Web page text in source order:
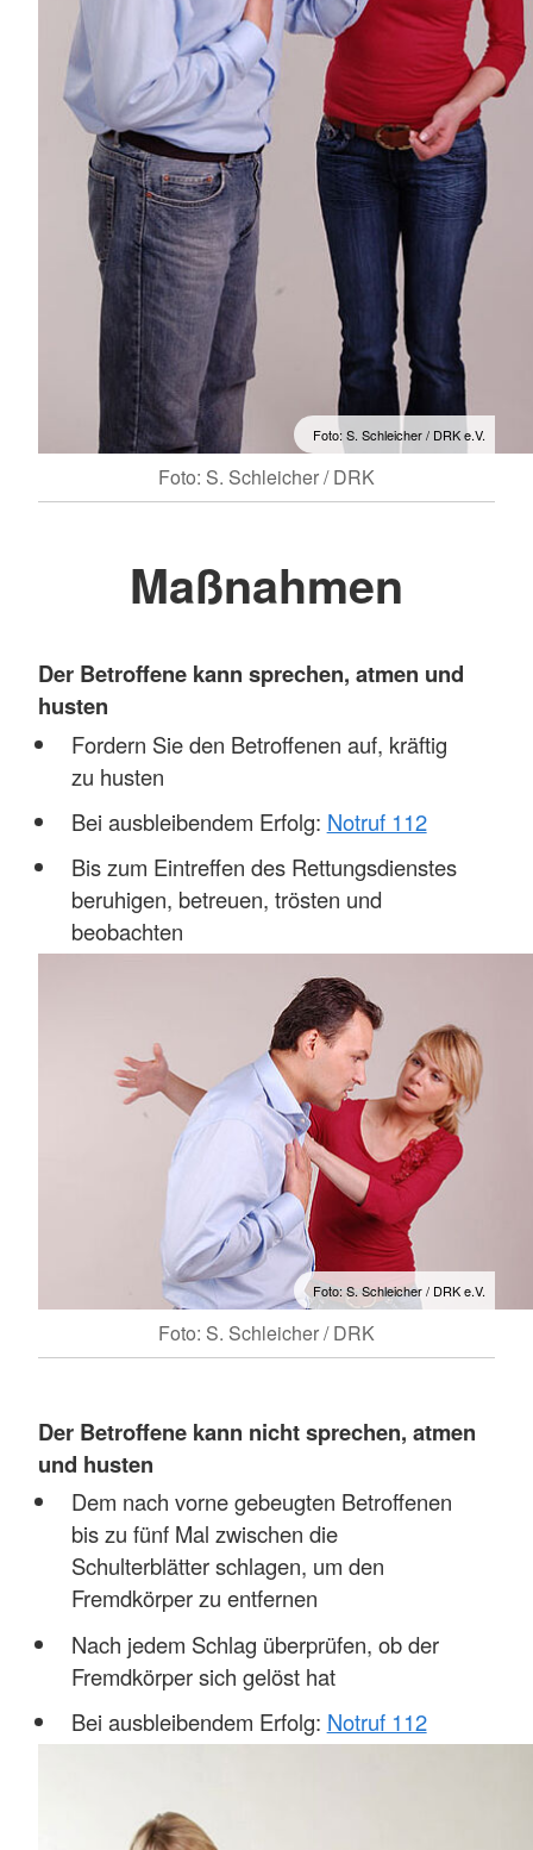
Foto: S. Schleicher / DRK e.V.
Foto: S. Schleicher / DRK
Maßnahmen
Der Betroffene kann sprechen, atmen und
husten
Fordern Sie den Betroffenen auf, kräftig
zu husten
Bei ausbleibendem Erfolg: Notruf 112
Bis zum Eintreffen des Rettungsdienstes
beruhigen, betreuen, trösten und
beobachten
Foto: S. Schleicher / DRK e.V.
Foto: S. Schleicher / DRK
Der Betroffene kann nicht sprechen, atmen
und husten
Dem nach vorne gebeugten Betroffenen
bis zu fünf Mal zwischen die
Schulterblätter schlagen, um den
Fremdkörper zu entfernen
Nach jedem Schlag überprüfen, ob der
Fremdkörper sich gelöst hat
Bei ausbleibendem Erfolg: Notruf 112